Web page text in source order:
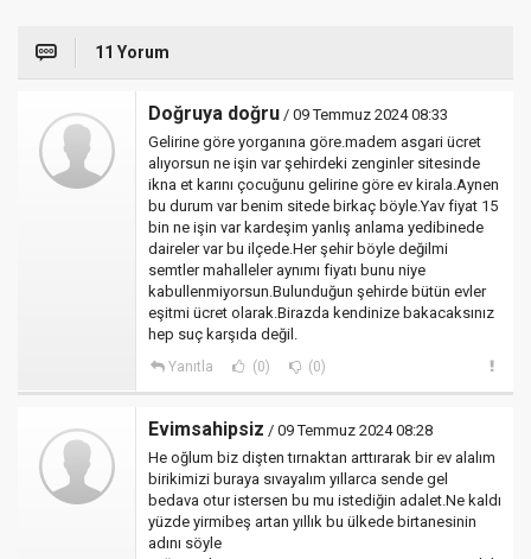
11 Yorum
Doğruya doğru / 09 Temmuz 2024 08:33
Gelirine göre yorganına göre.madem asgari ücret
alıyorsun ne işin var şehirdeki zenginler sitesinde
ikna et karını çocuğunu gelirine göre ev kirala.Aynen
bu durum var benim sitede birkaç böyle.Yav fiyat 15
bin ne işin var kardeşim yanlış anlama yedibinede
daireler var bu ilçede.Her şehir böyle değilmi
semtler mahalleler aynımı fiyatı bunu niye
kabullenmiyorsun.Bulunduğun şehirde bütün evler
eşitmi ücret olarak.Birazda kendinize bakacaksınız
hep suç karşıda değil.
Yanıtla (0) (0)
Evimsahipsiz / 09 Temmuz 2024 08:28
He oğlum biz dişten tırnaktan arttırarak bir ev alalım
birikimizi buraya sıvayalım yıllarca sende gel
bedava otur istersen bu mu istediğin adalet.Ne kaldı
yüzde yirmibeş artan yıllık bu ülkede birtanesinin
adını söyle